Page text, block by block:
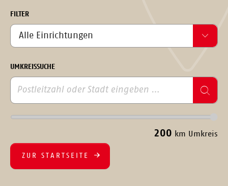
FILTER
UMKREISSUCHE
200 km Umkreis
ZUR STARTSEITE